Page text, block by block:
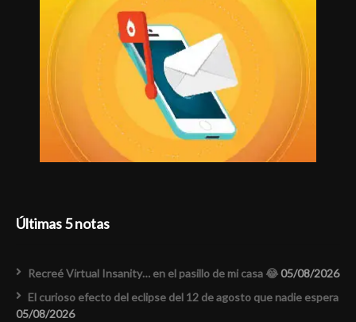
Últimas 5 notas
Recreé Virtual Insanity… en el pasillo de mi casa 😂05/08/2026
El curioso efecto del eclipse del 12 de agosto que nadie espera
05/08/2026